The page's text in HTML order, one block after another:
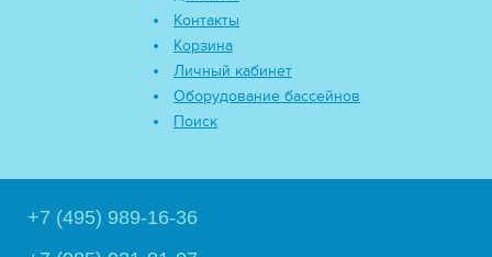
Контакты
Корзина
Личный кабинет
Оборудование бассейнов
Поиск
+7 (495) 989-16-36